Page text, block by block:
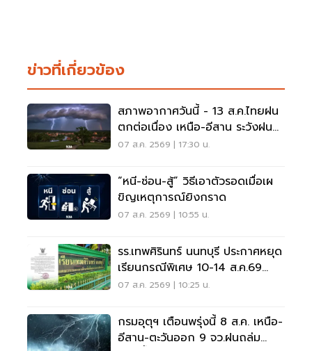
ข่าวที่เกี่ยวข้อง
สภาพอากาศวันนี้ - 13 ส.ค.ไทยฝน
ตกต่อเนื่อง เหนือ-อีสาน ระวังฝน
ตกหนักมากบางแห่ง
07 ส.ค. 2569 | 17:30 น.
“หนี-ซ่อน-สู้” วิธีเอาตัวรอดเมื่อเผ
ขิญเหตุการณ์ยิงกราด
07 ส.ค. 2569 | 10:55 น.
รร.เทพศิรินทร์ นนทบุรี ประกาศหยุด
เรียนกรณีพิเศษ 10-14 ส.ค.69
หลังเหตุกราดยิง
07 ส.ค. 2569 | 10:25 น.
กรมอุตุฯ เตือนพรุ่งนี้ 8 ส.ค. เหนือ-
อีสาน-ตะวันออก 9 จว.ฝนถล่ม